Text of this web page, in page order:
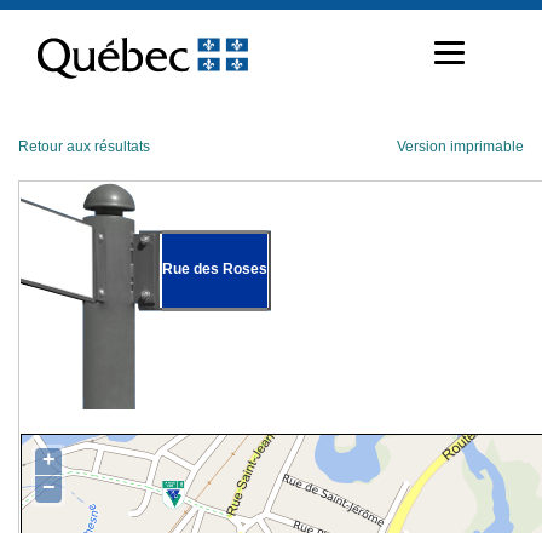
contenu
Retour aux résultats Version imprimable
Rue des Roses
+
−